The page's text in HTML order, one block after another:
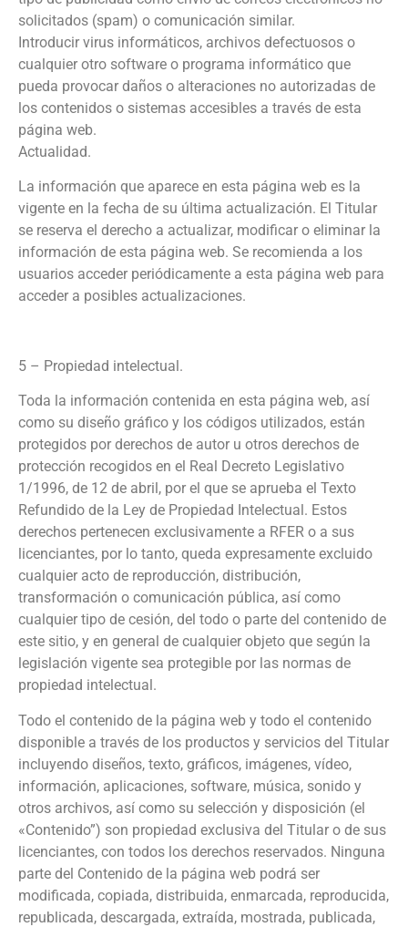
solicitados (spam) o comunicación similar.
Introducir virus informáticos, archivos defectuosos o
cualquier otro software o programa informático que
pueda provocar daños o alteraciones no autorizadas de
los contenidos o sistemas accesibles a través de esta
página web.
Actualidad.
La información que aparece en esta página web es la
vigente en la fecha de su última actualización. El Titular
se reserva el derecho a actualizar, modificar o eliminar la
información de esta página web. Se recomienda a los
usuarios acceder periódicamente a esta página web para
acceder a posibles actualizaciones.
5 – Propiedad intelectual.
Toda la información contenida en esta página web, así
como su diseño gráfico y los códigos utilizados, están
protegidos por derechos de autor u otros derechos de
protección recogidos en el Real Decreto Legislativo
1/1996, de 12 de abril, por el que se aprueba el Texto
Refundido de la Ley de Propiedad Intelectual. Estos
derechos pertenecen exclusivamente a RFER o a sus
licenciantes, por lo tanto, queda expresamente excluido
cualquier acto de reproducción, distribución,
transformación o comunicación pública, así como
cualquier tipo de cesión, del todo o parte del contenido de
este sitio, y en general de cualquier objeto que según la
legislación vigente sea protegible por las normas de
propiedad intelectual.
Todo el contenido de la página web y todo el contenido
disponible a través de los productos y servicios del Titular
incluyendo diseños, texto, gráficos, imágenes, vídeo,
información, aplicaciones, software, música, sonido y
otros archivos, así como su selección y disposición (el
«Contenido”) son propiedad exclusiva del Titular o de sus
licenciantes, con todos los derechos reservados. Ninguna
parte del Contenido de la página web podrá ser
modificada, copiada, distribuida, enmarcada, reproducida,
republicada, descargada, extraída, mostrada, publicada,